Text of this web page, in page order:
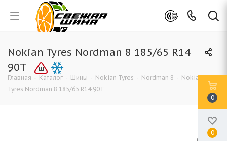
Nokian Tyres Nordman 8 185/65 R14
90T
Главная - Каталог - Шины - Nokian Tyres - Nordman 8 - Nokian
Tyres Nordman 8 185/65 R14 90T
0
0